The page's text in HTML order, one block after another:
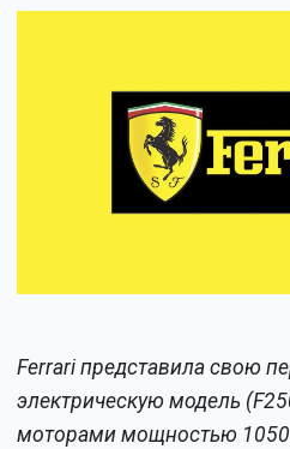
Ferrari представила свою
электрическую модель
моторами мощностью 1050